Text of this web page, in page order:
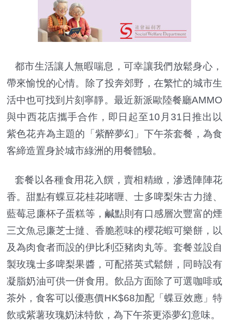
都市生活讓人無暇喘息，可幸讓我們放鬆身心，
帶來愉悅的心情。除了投奔郊野，在繁忙的城市生
活中也可找到片刻寧靜。最近新派歐陸餐廳AMMO
與中西花店攜手合作，即日起至10月31日推出以
紫色花卉為主題的「紫醉夢幻」下午茶套餐，為食
客締造置身於城市綠洲的用餐體驗。
套餐以各種食用花入饌，賣相精緻，滲透陣陣花
香。甜點有蝶豆花桂花啫喱、士多啤梨朱古力撻、
藍莓忌廉杯子蛋糕等，鹹點則有口感層次豐富的煙
三文魚忌廉芝士撻、香脆惹味的櫻花蝦可樂餅，以
及為肉食者而設的伊比利亞豬肉丸等。套餐並設自
製玫瑰士多啤梨果醬，可配搭英式鬆餅，同時設有
凝脂奶油可供一併食用。飲品方面除了可選咖啡或
茶外，食客可以優惠價HK$68加配「蝶豆效應」特
飲或紫薯玫瑰奶沫特飲，為下午茶更添夢幻意味。